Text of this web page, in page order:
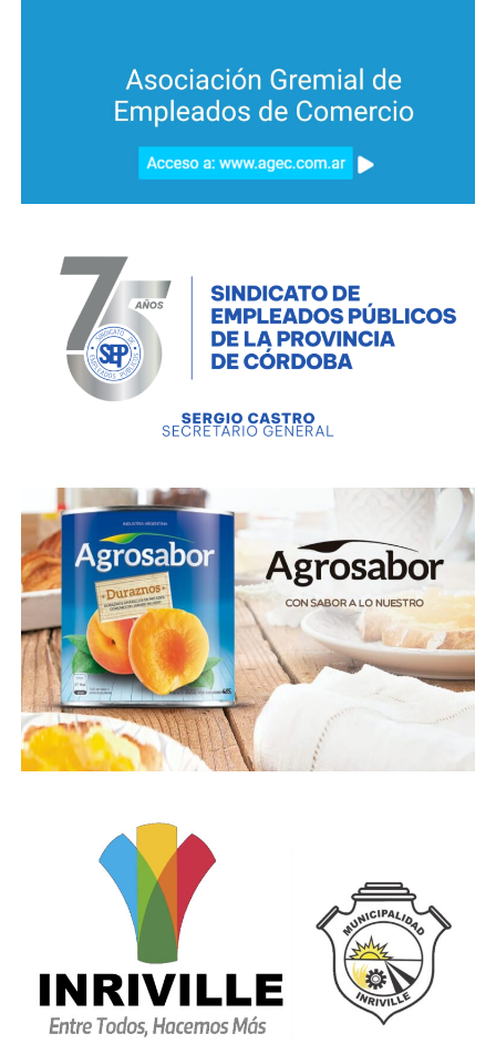
En horas de la noche, luego de un operativo que
concluyó en barrio Parque Corema, la Policía de
Córdoba detuvo a dos hombres de 22 y 51 años,
quienes fueron sorprendidos robando elementos de
una vivienda tras forzar una ventana. El
procedimiento se concretó en calle Mariano Lozano
al 4200. Allí, se procedió al secuestro de un vehículo
así también se recuperaron dos televisores, dos
guitarras, un maletín una llave tipo ganzúa y un
bolso, entre otros elementos que se hallaban en el
techo de un establecimiento educativo colindante al
domicilio mencionado.